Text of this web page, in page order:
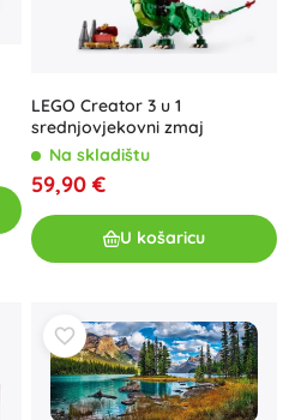
LEGO Creator 3 u 1
srednjovjekovni zmaj
Na skladištu
59,90 €
U košaricu